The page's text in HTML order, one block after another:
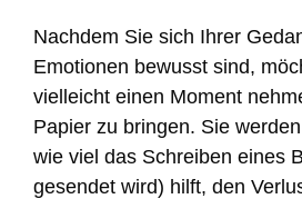
Nachdem Sie sich Ihrer
Emotionen bewusst sind,
vielleicht einen Moment
Papier zu bringen. Sie
wie viel das Schreiben eines
gesendet wird) hilft, den